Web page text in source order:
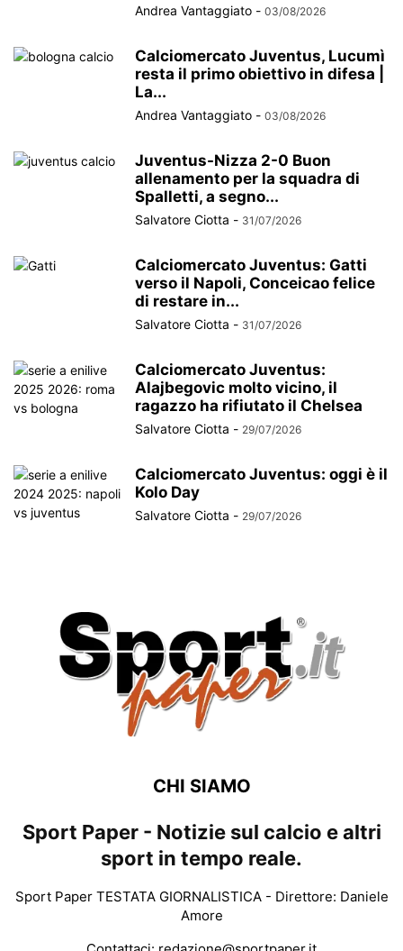
Andrea Vantaggiato - 03/08/2026
Calciomercato Juventus, Lucumì
resta il primo obiettivo in difesa |
La...
Andrea Vantaggiato - 03/08/2026
Juventus-Nizza 2-0 Buon
allenamento per la squadra di
Spalletti, a segno...
Salvatore Ciotta - 31/07/2026
Calciomercato Juventus: Gatti
verso il Napoli, Conceicao felice
di restare in...
Salvatore Ciotta - 31/07/2026
Calciomercato Juventus:
Alajbegovic molto vicino, il
ragazzo ha rifiutato il Chelsea
Salvatore Ciotta - 29/07/2026
Calciomercato Juventus: oggi è il
Kolo Day
Salvatore Ciotta - 29/07/2026
CHI SIAMO
Sport Paper - Notizie sul calcio e altri
sport in tempo reale.
Sport Paper TESTATA GIORNALISTICA - Direttore: Daniele
Amore